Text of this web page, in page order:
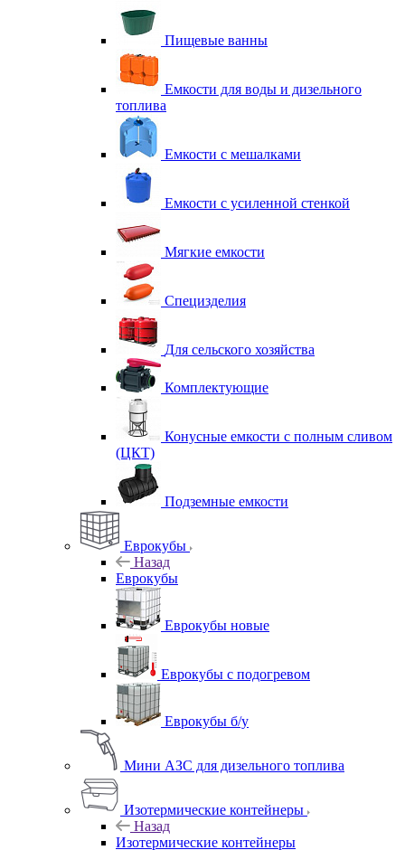
Пищевые ванны
Емкости для воды и дизельного
топлива
Емкости с мешалками
Емкости с усиленной стенкой
Мягкие емкости
Специзделия
Для сельского хозяйства
Комплектующие
Конусные емкости с полным сливом
(ЦКТ)
Подземные емкости
Еврокубы
Назад
Еврокубы
Еврокубы новые
Еврокубы с подогревом
Еврокубы б/у
Мини АЗС для дизельного топлива
Изотермические контейнеры
Назад
Изотермические контейнеры